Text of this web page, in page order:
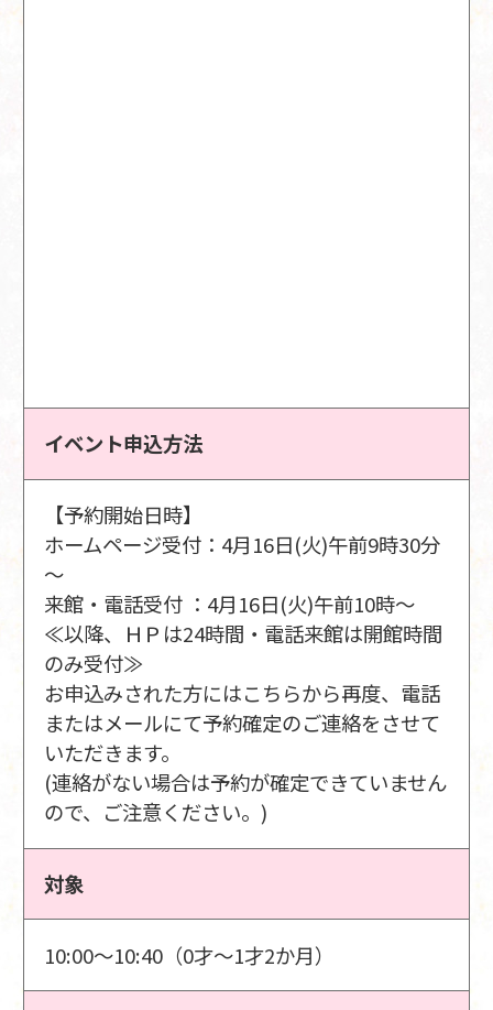
イベント申込方法
【予約開始日時】
ホームページ受付：4月16日(火)午前9時30分
～
来館・電話受付 ：4月16日(火)午前10時～
≪以降、ＨＰは24時間・電話来館は開館時間
のみ受付≫
お申込みされた方にはこちらから再度、電話
またはメールにて予約確定のご連絡をさせて
いただきます。
(連絡がない場合は予約が確定できていません
ので、ご注意ください。)
対象
10:00～10:40（0才～1才2か月）